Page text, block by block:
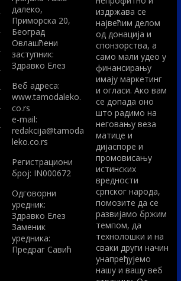
далеко,
Приморска 20,
Београд
Овлашћени
заступник:
Здравко Елез
Вeб адреса:
www.tamodaleko.
co.rs
e-mail:
redakcija@tamoda
leko.co.rs
Регистрациони
број: IN000672
Одговорни
уредник:
Здравко Елез
Заменик
уредника:
Предраг Савић
издржава се
највећим делом
од донација и
спонзорства, а
само мали удео у
финансирању
имају маркетинг
и огласи. Ако вам
се допада оно
што радимо на
неговању веза
матице и
дијаспоре и
промовисању
истинских
вредности
српског народа,
помозите да се
развијамо бржим
темпом, да
технолошки и на
сваки други начин
унапређујемо
нашу и вашу веб